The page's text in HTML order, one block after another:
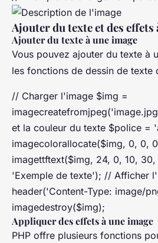
Ajouter du texte et des effets
Ajouter du texte à une image
Vous pouvez ajouter du texte à
les fonctions de dessin de texte
// Charger l'image $img =
et la couleur du texte $police =
imagecolorallocate($img, 0, 0,
imagettftext($img, 24, 0, 10,
'Exemple de texte'); // Afficher
header('Content-Type: image/
imagedestroy($img);
Appliquer des effets à une image
PHP offre plusieurs fonctions